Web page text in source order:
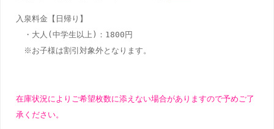
入泉料金【日帰り】
・大人(中学生以上)：1800円
※お子様は割引対象外となります。
在庫状況によりご希望枚数に添えない場合がありますので予めご了
承ください。